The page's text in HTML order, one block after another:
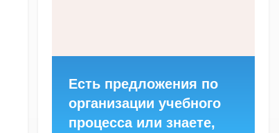
Есть предложения по
организации учебного
процесса или знаете,